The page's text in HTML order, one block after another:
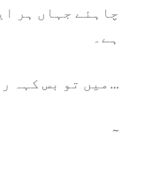
چاہئے جہاں ہر
ہے۔
میں تو بس کہہ رہا ہوں…
~